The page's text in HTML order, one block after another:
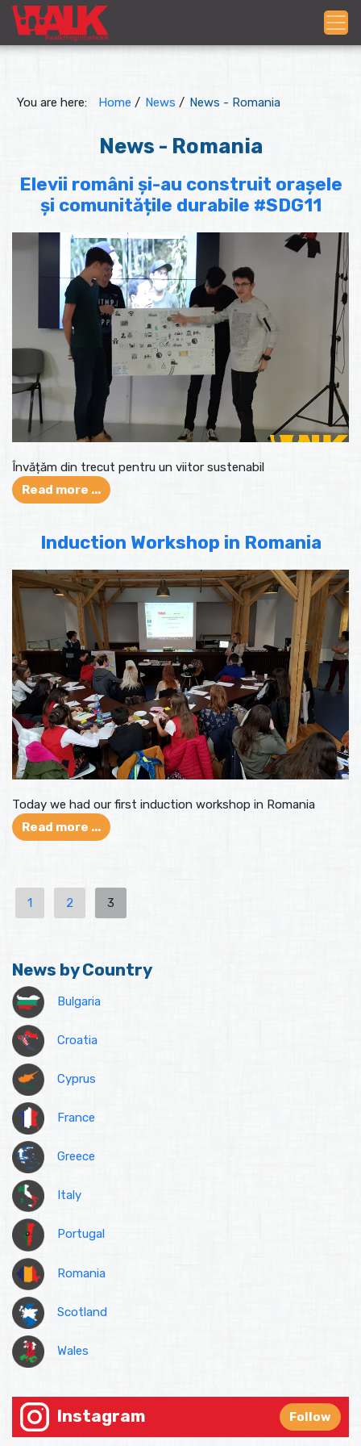
You are here: Home / News / News - Romania
News - Romania
Elevii români și-au construit orașele
și comunitățile durabile #SDG11
Învățăm din trecut pentru un viitor sustenabil
Read more ...
Induction Workshop in Romania
Today we had our first induction workshop in Romania
Read more ...
1 2 3
News by Country
Bulgaria
Croatia
Cyprus
France
Greece
Italy
Portugal
Romania
Scotland
Wales
Instagram Follow